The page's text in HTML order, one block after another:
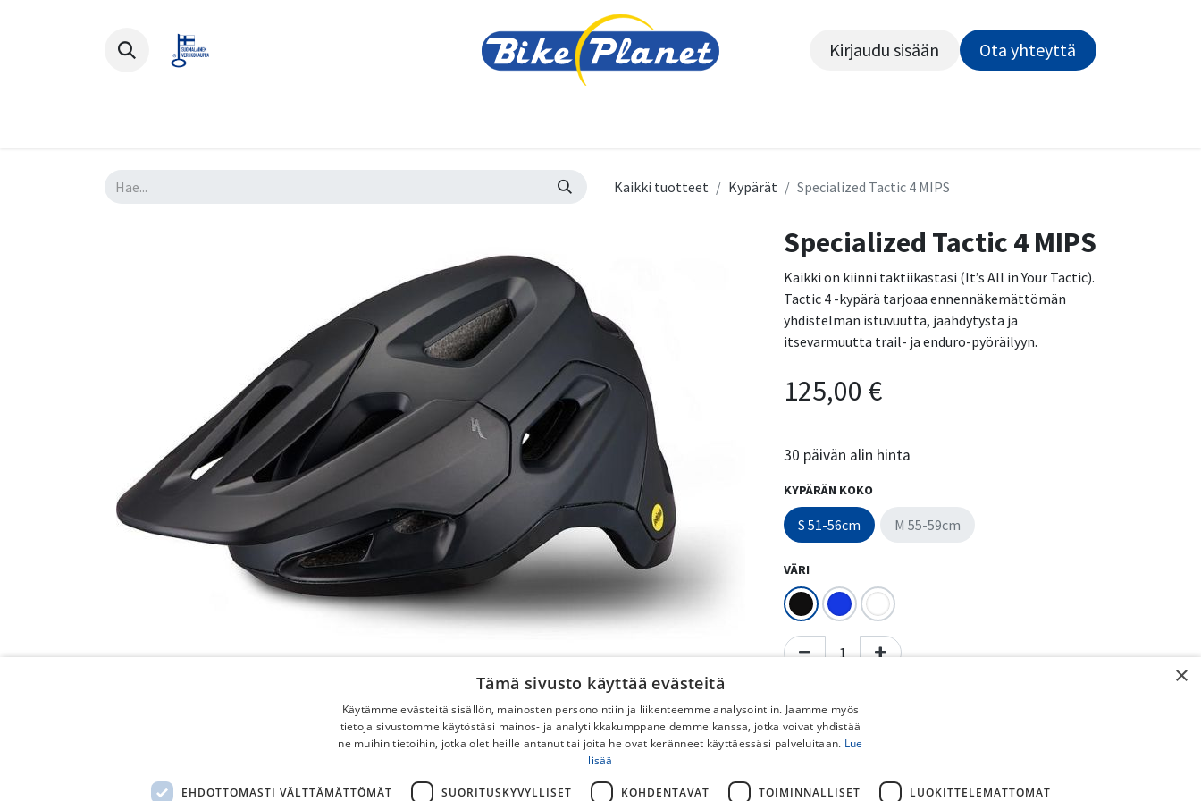
Kirjaudu sisään Ota yhteyttä​​​​​​
Kaikki tuotteet Kypärät Specialized Tactic 4 MIPS
Specialized Tactic 4 MIPS
Kaikki on kiinni taktiikastasi (It’s All in Your Tactic).
Tactic 4 -kypärä tarjoaa ennennäkemättömän
yhdistelmän istuvuutta, jäähdytystä ja
itsevarmuutta trail- ja enduro-pyöräilyyn.
125,00 €
30 päivän alin hinta
KYPÄRÄN KOKO
S 51-56cm M 55-59cm
VÄRI
Lisää toivelistalle
×
Tämä sivusto käyttää evästeitä
Käytämme evästeitä sisällön, mainosten personointiin ja liikenteemme analysointiin. Jaamme myös
tietoja sivustomme käytöstäsi mainos- ja analytiikkakumppaneidemme kanssa, jotka voivat yhdistää
ne muihin tietoihin, jotka olet heille antanut tai joita he ovat keränneet käyttäessäsi palveluitaan. Lue
lisää
EHDOTTOMASTI VÄLTTÄMÄTTÖMÄT SUORITUSKYVYLLISET KOHDENTAVAT TOIMINNALLISET LUOKITTELEMATTOMAT